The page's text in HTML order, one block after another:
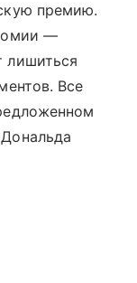
премию.
—
лишиться
Все